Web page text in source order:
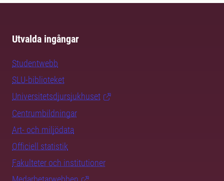
Utvalda ingångar
Studentwebb
SLU-biblioteket
Universitetsdjursjukhuset
Centrumbildningar
Art- och miljödata
Officiell statistik
Fakulteter och institutioner